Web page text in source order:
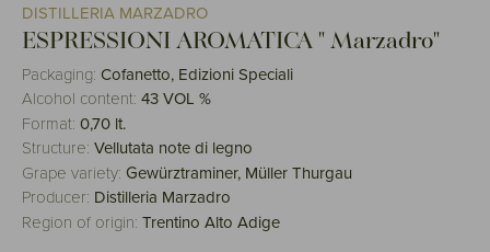
DISTILLERIA MARZADRO
ESPRESSIONI AROMATICA " Marzadro"
Packaging: Cofanetto, Edizioni Speciali
Alcohol content: 43 VOL %
Format: 0,70 lt.
Structure: Vellutata note di legno
Grape variety: Gewürztraminer, Müller Thurgau
Producer: Distilleria Marzadro
Region of origin: Trentino Alto Adige